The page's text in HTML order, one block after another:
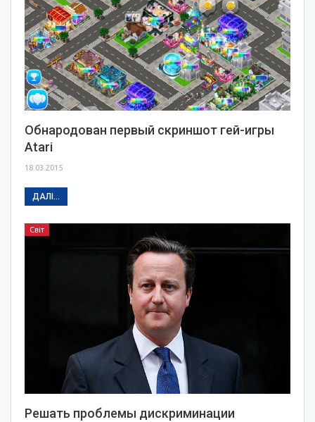
Обнародован первый скриншот гей-игры
Atari
18.03.2015
ДАЛІ...
Світ
Решать проблемы дискриминации